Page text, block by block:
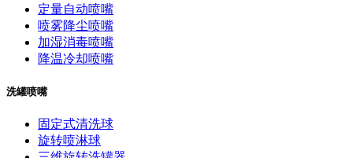
定量自动喷嘴
喷雾降尘喷嘴
加湿消毒喷嘴
降温冷却喷嘴
洗罐喷嘴
固定式清洗球
旋转喷淋球